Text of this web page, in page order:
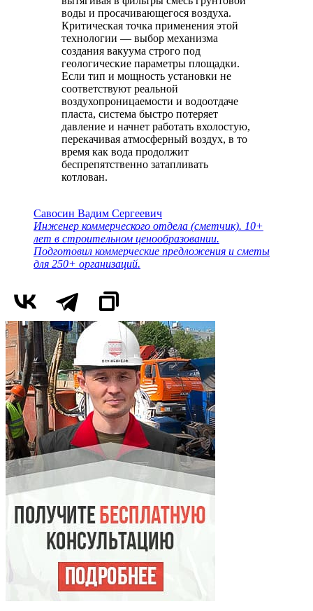
воды и просачивающегося воздуха.
Критическая точка применения этой
технологии — выбор механизма
создания вакуума строго под
геологические параметры площадки.
Если тип и мощность установки не
соответствуют реальной
воздухопроницаемости и водоотдаче
пласта, система быстро потеряет
давление и начнет работать вхолостую,
перекачивая атмосферный воздух, в то
время как вода продолжит
беспрепятственно затапливать
котлован.
Савосин Вадим Сергеевич
Инженер коммерческого отдела (сметчик). 10+
лет в строительном ценообразовании.
Подготовил коммерческие предложения и сметы
для 250+ организаций.